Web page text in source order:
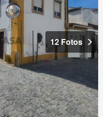
12 Fotos